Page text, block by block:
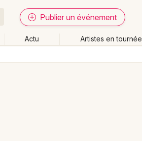
Publier un événement
Actu Artistes en tournée